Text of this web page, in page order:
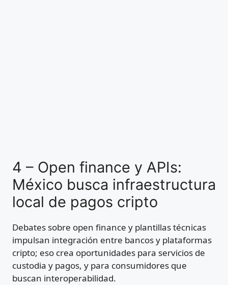
4 – Open finance y APIs:
México busca infraestructura
local de pagos cripto
Debates sobre open finance y plantillas técnicas
impulsan integración entre bancos y plataformas
cripto; eso crea oportunidades para servicios de
custodia y pagos, y para consumidores que
buscan interoperabilidad.